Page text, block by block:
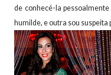
de conhecé-la
humilde, e outra sou suspeita